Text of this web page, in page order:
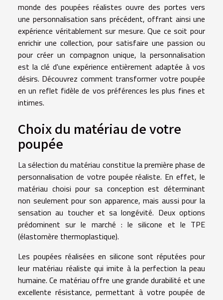
monde des poupées réalistes ouvre des portes vers
une personnalisation sans précédent, offrant ainsi une
expérience véritablement sur mesure. Que ce soit pour
enrichir une collection, pour satisfaire une passion ou
pour créer un compagnon unique, la personnalisation
est la clé d'une expérience entièrement adaptée à vos
désirs. Découvrez comment transformer votre poupée
en un reflet fidèle de vos préférences les plus fines et
intimes.
Choix du matériau de votre
poupée
La sélection du matériau constitue la première phase de
personnalisation de votre poupée réaliste. En effet, le
matériau choisi pour sa conception est déterminant
non seulement pour son apparence, mais aussi pour la
sensation au toucher et sa longévité. Deux options
prédominent sur le marché : le silicone et le TPE
(élastomère thermoplastique).
Les poupées réalisées en silicone sont réputées pour
leur matériau réaliste qui imite à la perfection la peau
humaine. Ce matériau offre une grande durabilité et une
excellente résistance, permettant à votre poupée de